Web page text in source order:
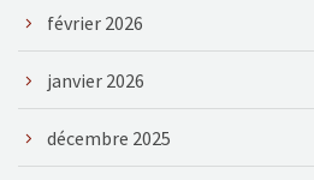
février 2026
janvier 2026
décembre 2025